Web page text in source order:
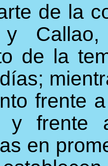
de la
y
de la
frente
y frente
en